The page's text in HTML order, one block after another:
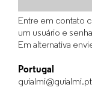
Entre em contato
um usuário e
Em alternativa
Portugal
guialmi@guialmi.pt